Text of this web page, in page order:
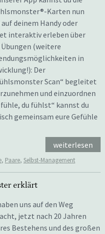
Karten nun
auf deinem Handy oder
interaktiv erleben über
(weitere
in
Der
Scan“ begleitet
und einzuordnen
du fühlst“ kannst du
gemeinsam eure Gefühle
weiterlesen
, Paare, Selbst-Management
erklärt
uns auf den Weg
jetzt nach 20 Jahren
Bestehens und des großen